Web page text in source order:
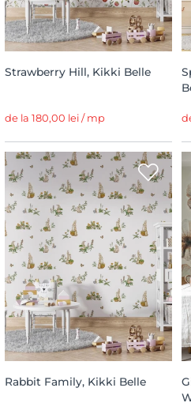
Strawberry Hill, Kikki Belle
de la 180,00 lei / mp
Rabbit Family, Kikki Belle